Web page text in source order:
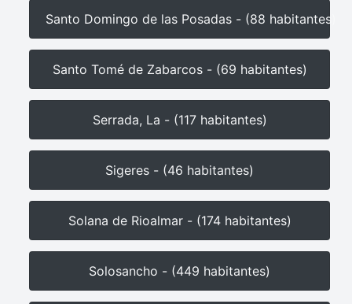
Santo Domingo de las Posadas - (88 habitantes)
Santo Tomé de Zabarcos - (69 habitantes)
Serrada, La - (117 habitantes)
Sigeres - (46 habitantes)
Solana de Rioalmar - (174 habitantes)
Solosancho - (449 habitantes)